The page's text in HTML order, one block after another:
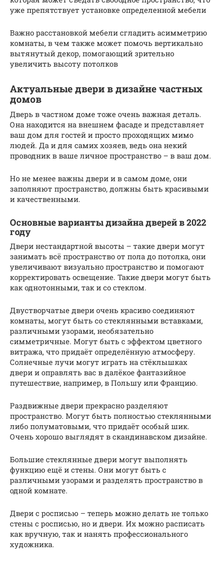
уже препятствует установке определенной мебели
Важно расстановкой мебели сгладить асимметрию
комнаты, в чем также может помочь вертикально
вытянутый декор, помогающий зрительно
увеличить высоту потолков
Актуальные двери в дизайне частных
домов
Дверь в частном доме тоже очень важная деталь.
Она находится на внешнем фасаде и представляет
ваш дом для гостей и просто проходящих мимо
людей. Да и для самих хозяев, ведь она некий
проводник в ваше личное пространство – в ваш дом.
Но не менее важны двери и в самом доме, они
заполняют пространство, должны быть красивыми
и качественными.
Основные варианты дизайна дверей в 2022
году
Двери нестандартной высоты – такие двери могут
занимать всё пространство от пола до потолка, они
увеличивают визуально пространство и помогают
корректировать освещение. Такие двери могут быть
как однотонными, так и со стеклом.
Двустворчатые двери очень красиво соединяют
комнаты, могут быть со стеклянными вставками,
различными узорами, необязательно
симметричные. Могут быть с эффектом цветного
витража, что придаёт определённую атмосферу.
Солнечные лучи могут играть на стёклышках
двери и оправлять вас в далёкое фантазийное
путешествие, например, в Польшу или Францию.
Раздвижные двери прекрасно разделяют
пространство. Могут быть полностью стеклянными
либо полуматовыми, что придаёт особый шик.
Очень хорошо выглядят в скандинавском дизайне.
Большие стеклянные двери могут выполнять
функцию ещё и стены. Они могут быть с
различными узорами и разделять пространство в
одной комнате.
Двери с росписью – теперь можно делать не только
стены с росписью, но и двери. Их можно расписать
как вручную, так и нанять профессионального
художника.